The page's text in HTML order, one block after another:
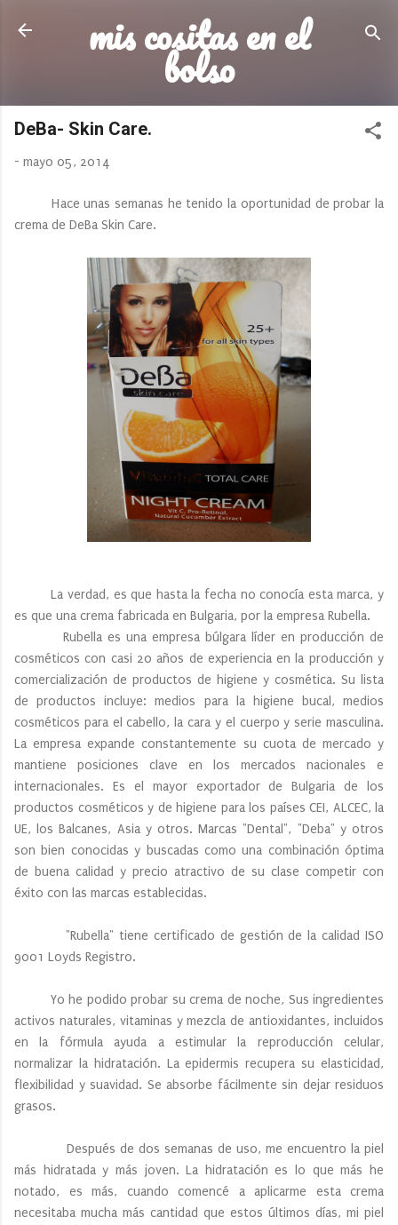
Ir al contenido principal
mis cositas en el
bolso
DeBa- Skin Care.
- mayo 05, 2014
Hace unas semanas he tenido la oportunidad de probar la
crema de DeBa Skin Care.
La verdad, es que hasta la fecha no conocía esta marca, y
es que una crema fabricada en Bulgaria, por la empresa Rubella.
Rubella es una empresa búlgara líder en producción de
cosméticos con casi 20 años de experiencia en la producción y
comercialización de productos de higiene y cosmética. Su lista
de productos incluye: medios para la higiene bucal, medios
cosméticos para el cabello, la cara y el cuerpo y serie masculina.
La empresa expande constantemente su cuota de mercado y
mantiene posiciones clave en los mercados nacionales e
internacionales. Es el mayor exportador de Bulgaria de los
productos cosméticos y de higiene para los países CEI, ALCEC, la
UE, los Balcanes, Asia y otros. Marcas "Dental", "Deba" y otros
son bien conocidas y buscadas como una combinación óptima
de buena calidad y precio atractivo de su clase competir con
éxito con las marcas establecidas.
"Rubella" tiene certificado de gestión de la calidad ISO
9001 Loyds Registro.
Yo he podido probar su crema de noche, Sus ingredientes
activos naturales, vitaminas y mezcla de antioxidantes, incluidos
en la fórmula ayuda a estimular la reproducción celular,
normalizar la hidratación. La epidermis recupera su elasticidad,
flexibilidad y suavidad. Se absorbe fácilmente sin dejar residuos
grasos.
Después de dos semanas de uso, me encuentro la piel
más hidratada y más joven. La hidratación es lo que más he
notado, es más, cuando comencé a aplicarme esta crema
necesitaba mucha más cantidad que estos últimos días, mi piel